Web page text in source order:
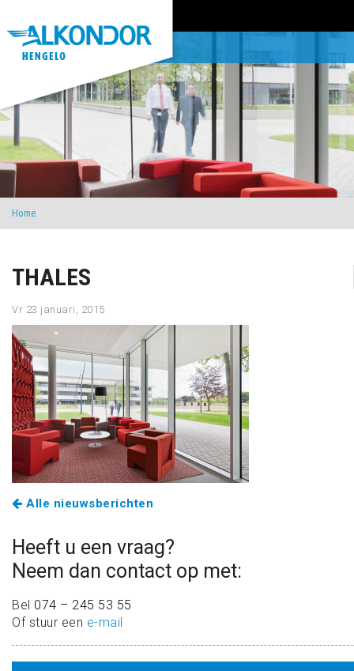
Home
THALES
Vr 23 januari, 2015
Alle nieuwsberichten
Heeft u een vraag?
Neem dan contact op met:
Bel 074 – 245 53 55
Of stuur een e-mail